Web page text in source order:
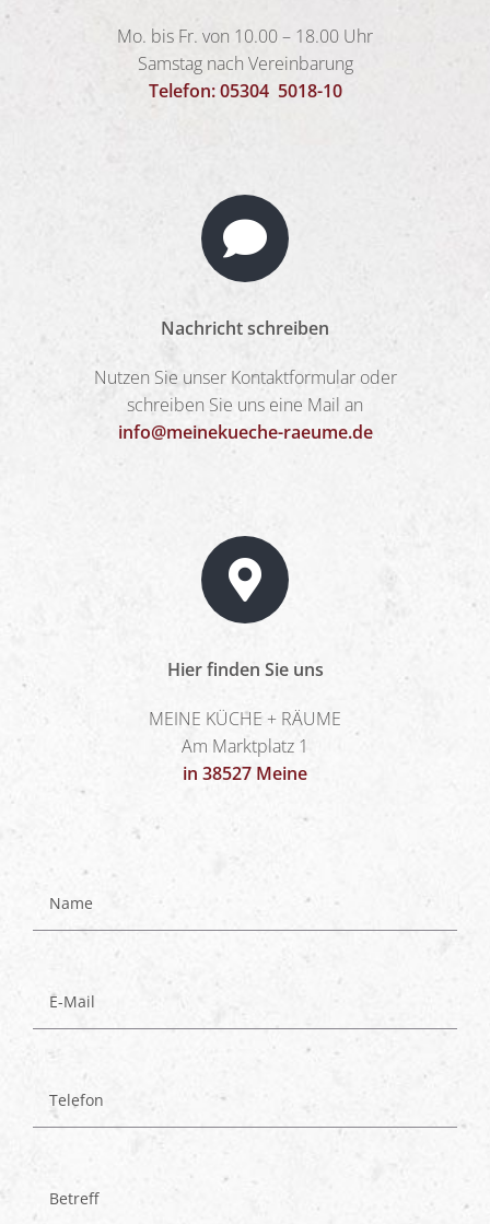
Mo. bis Fr. von 10.00 – 18.00 Uhr
Samstag nach Vereinbarung
Telefon: 05304 5018-10
Nachricht schreiben
Nutzen Sie unser Kontaktformular oder
schreiben Sie uns eine Mail an
info@meinekueche-raeume.de
Hier finden Sie uns
MEINE KÜCHE + RÄUME
Am Marktplatz 1
in 38527 Meine